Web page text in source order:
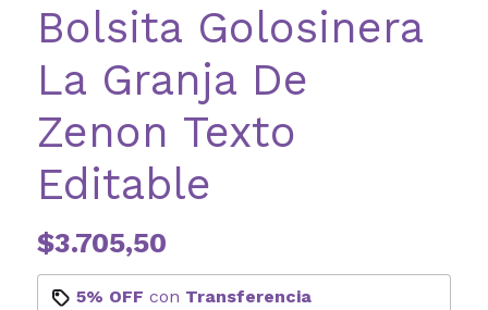
Bolsita Golosinera
La Granja De
Zenon Texto
Editable
$3.705,50
5% OFF con Transferencia